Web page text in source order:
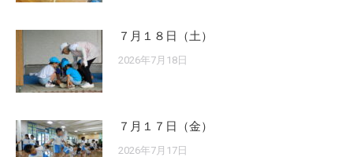
７月１８日（土）
2026年7月18日
７月１７日（金）
2026年7月17日